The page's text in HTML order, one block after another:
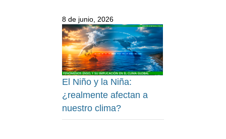
8 de junio, 2026
El Niño y la Niña:
¿realmente afectan a
nuestro clima?